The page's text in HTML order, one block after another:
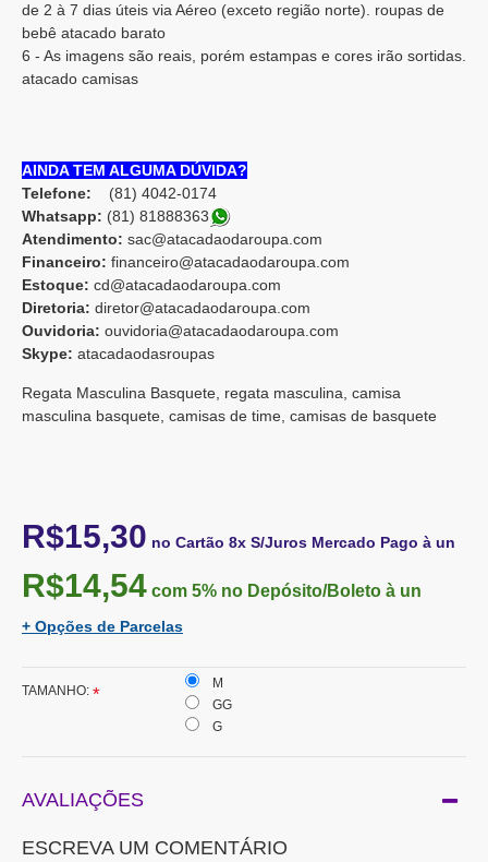
de 2 à 7 dias úteis via Aéreo (exceto região norte). roupas de
bebê atacado barato
6 - As imagens são reais, porém estampas e cores irão sortidas.
atacado camisas
AINDA TEM ALGUMA DÚVIDA?
Telefone: (81) 4042-0174
Whatsapp: (81) 81888363
Atendimento: sac@atacadaodaroupa.com
Financeiro: financeiro@atacadaodaroupa.com
Estoque: cd@atacadaodaroupa.com
Diretoria: diretor@atacadaodaroupa.com
Ouvidoria: ouvidoria@atacadaodaroupa.com
Skype: atacadaodasroupas
Regata Masculina Basquete, regata masculina, camisa
masculina basquete, camisas de time, camisas de basquete
R$15,30 no Cartão 8x S/Juros Mercado Pago à un
R$14,54 com 5% no Depósito/Boleto à un
+ Opções de Parcelas
TAMANHO:
M
GG
G
AVALIAÇÕES
ESCREVA UM COMENTÁRIO